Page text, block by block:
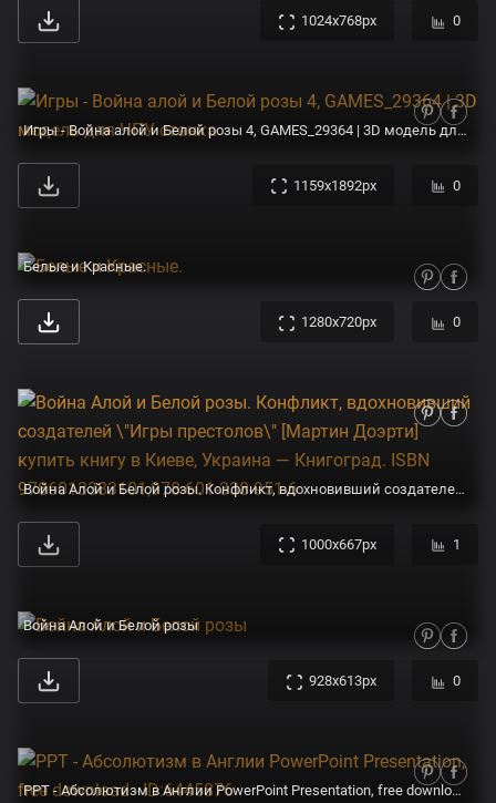
1024x768px 0
Игры - Война алой и Белой розы 4, GAMES_29364 | 3D модель для ЧПУ станка
1159x1892px 0
Белые и Красные.
1280x720px 0
Война Алой и Белой розы. Конфликт, вдохновивший создателей \"Игры престолов\" [Мартин Доэрти] купить книгу в Киеве, Украина — Книгоград. ISBN 9786013383101,978-601-338-951-6
1000x667px 1
Война Алой и Белой розы
928x613px 0
PPT - Абсолютизм в Англии PowerPoint Presentation, free download - ID:6445876